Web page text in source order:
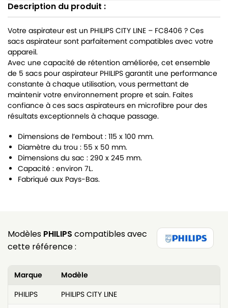
Description du produit :
Votre aspirateur est un PHILIPS CITY LINE – FC8406 ? Ces
sacs aspirateur sont parfaitement compatibles avec votre
appareil.
Avec une capacité de rétention améliorée, cet ensemble
de 5 sacs pour aspirateur PHILIPS garantit une performance
constante à chaque utilisation, vous permettant de
maintenir votre environnement propre et sain. Faites
confiance à ces sacs aspirateurs en microfibre pour des
résultats exceptionnels à chaque passage.
Dimensions de l’embout : 115 x 100 mm.
Diamètre du trou : 55 x 50 mm.
Dimensions du sac : 290 x 245 mm.
Capacité : environ 7L.
Fabriqué aux Pays-Bas.
Modèles PHILIPS compatibles avec
cette référence :
Marque
Modèle
PHILIPS
PHILIPS CITY LINE